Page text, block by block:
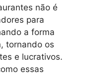
não é
para
a forma
tornando os
e lucrativos.
essas